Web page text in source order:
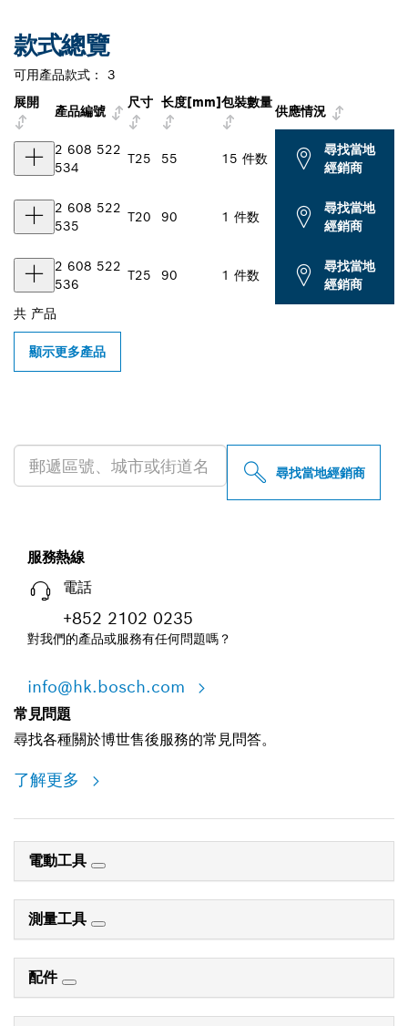
款式總覽
可用產品款式：
3
展開
產品編號
尺寸 长度[mm]包裝數量
供應情況
2 608 522
534
T25 55 15 件数
尋找當地
經銷商
2 608 522
535
T20 90 1 件数
尋找當地
經銷商
2 608 522
536
T25 90 1 件数
尋找當地
經銷商
共 产品
顯示更多產品
尋找當地經銷商
服務熱線
電話
+852 2102 0235
對我們的產品或服務有任何問題嗎？
info@hk.bosch.com
常見問題
尋找各種關於博世售後服務的常見問答。
了解更多
電動工具
測量工具
配件